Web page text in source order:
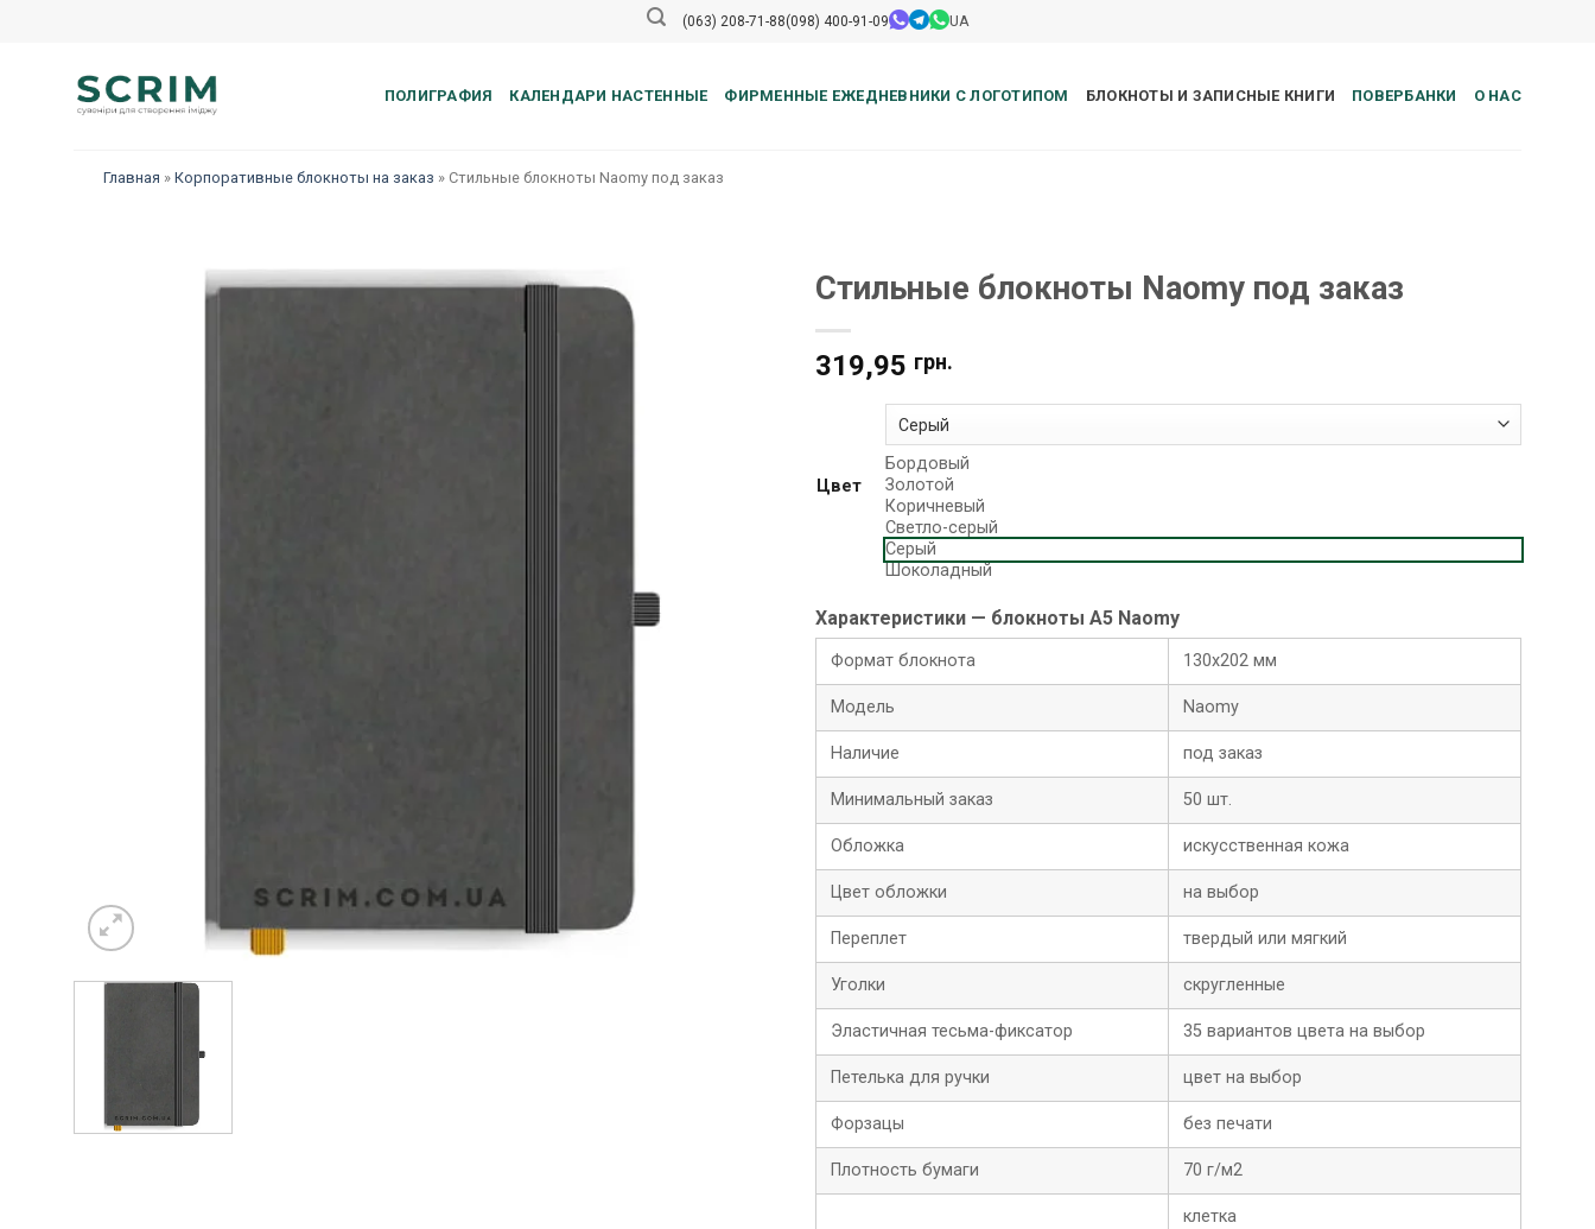
(063) 208-71-88(098) 400-91-09 UA
ПОЛИГРАФИЯ КАЛЕНДАРИ НАСТЕННЫЕ ФИРМЕННЫЕ ЕЖЕДНЕВНИКИ С ЛОГОТИПОМ БЛОКНОТЫ И ЗАПИСНЫЕ КНИГИ ПОВЕРБАНКИ О НАС
Главная » Корпоративные блокноты на заказ » Стильные блокноты Naomy под заказ
Стильные блокноты Naomy под заказ
319,95 грн.
Цвет
Бордовый
Золотой
Коричневый
Светло-серый
Серый
Шоколадный
Характеристики — блокноты A5 Naomy
Формат блокнота 130х202 мм
Модель Naomy
Наличие под заказ
Минимальный заказ 50 шт.
Обложка искусственная кожа
Цвет обложки на выбор
Переплет твердый или мягкий
Уголки скругленные
Эластичная тесьма-фиксатор 35 вариантов цвета на выбор
Петелька для ручки цвет на выбор
Форзацы без печати
Плотность бумаги 70 г/м2
клетка